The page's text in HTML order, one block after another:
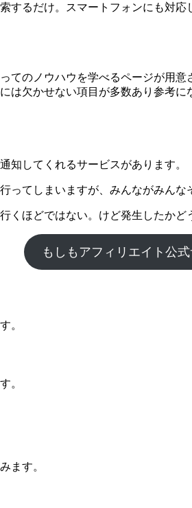
するだけ。スマートフォンにも対応
てのノウハウを学べるページが用
は欠かせない項目が多数あり参考に
知してくれるサービスがあります。
てしまいますが、みんながみんな
くほどではない。けど発生したか
もしもアフィリエイト公
。
。
ます。